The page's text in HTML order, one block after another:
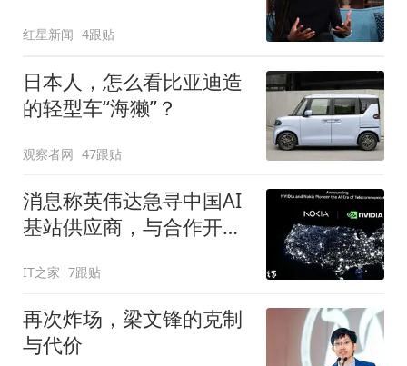
质疑
红星新闻 4跟贴
日本人，怎么看比亚迪造
的轻型车“海獭”？
观察者网 47跟贴
消息称英伟达急寻中国AI
基站供应商，与合作开发
IT之家 7跟贴
再次炸场，梁文锋的克制
与代价